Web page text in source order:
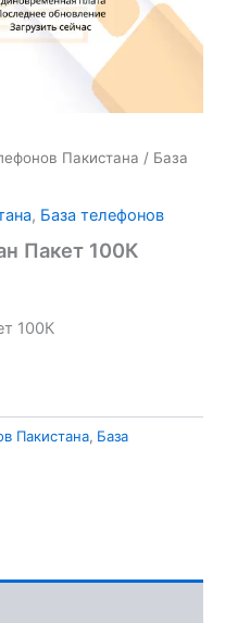
Пакистана / База
, База телефонов
Пакет 100К
100К
Пакистана, База